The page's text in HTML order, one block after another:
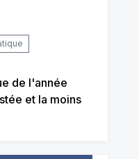
de l'année
et la moins